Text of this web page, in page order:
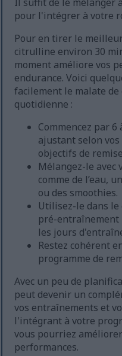
pour l'intégrer à votre
Pour en tirer le
citrulline environ 30
moment améliore vos
endurance. Voici
facilement le malate
quotidienne :
Commencez par 6
ajustant selon
objectifs de
Mélangez-le avec
comme de l’eau,
ou des smoothies.
Utilisez-le dans
pré-
les jours
Restez cohérent
programme de
Avec un peu de
peut devenir un
vos entraînements et
l'intégrant à votre
vous pourriez
performances.